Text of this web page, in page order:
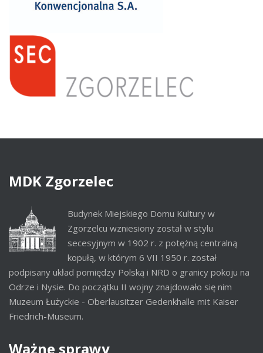
MDK Zgorzelec
Budynek Miejskiego Domu Kultury w
Zgorzelcu wzniesiony został w stylu
secesyjnym w 1902 r. z potężną centralną
kopułą, w którym 6 VII 1950 r. został
podpisany układ pomiędzy Polską i NRD o granicy pokoju na
Odrze i Nysie. Do początku II wojny znajdowało się nim
Muzeum Łużyckie - Oberlausitzer Gedenkhalle mit Kaiser
Friedrich-Museum.
Ważne sprawy